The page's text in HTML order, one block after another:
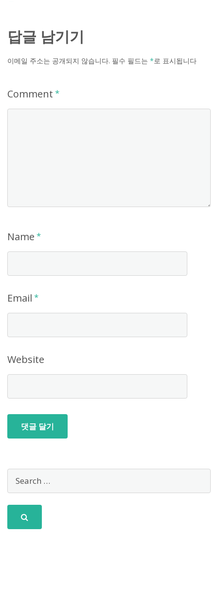
답글 남기기
이메일 주소는 공개되지 않습니다. 필수 필드는 *로 표시됩니다
Comment *
Name *
Email *
Website